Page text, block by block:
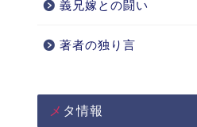
義兄嫁との闘い
著者の独り言
メタ情報